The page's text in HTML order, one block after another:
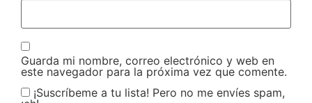
Guarda mi nombre, correo electrónico y web en
este navegador para la próxima vez que comente.
¡Suscríbeme a tu lista! Pero no me envíes spam,